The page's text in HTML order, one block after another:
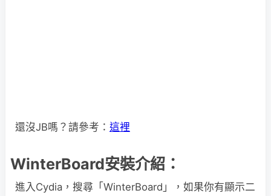
還沒JB嗎？請參考： 這裡
WinterBoard安裝介紹：
進入Cydia，搜尋「WinterBoard」，如果你有顯示二